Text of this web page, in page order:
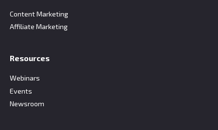
Content Marketing
Affiliate Marketing
Resources
Webinars
Events
Newsroom